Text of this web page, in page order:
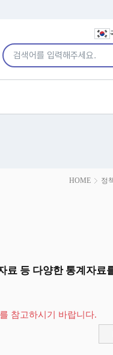
통합검색어 입력
HOME 정
료 등 다양한 통계자료
참고하시기 바랍니다.